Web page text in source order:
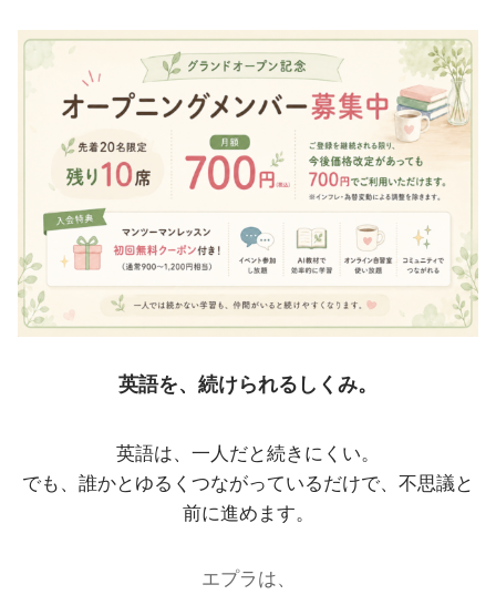
英語を、続けられるしくみ。
英語は、一人だと続きにくい。
でも、誰かとゆるくつながっているだけで、不思議と
前に進めます。
エプラは、